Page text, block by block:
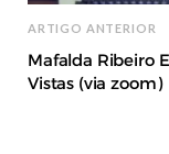
ARTIGO ANTERIOR
Mafalda Ribeiro
Vistas (via zoom)